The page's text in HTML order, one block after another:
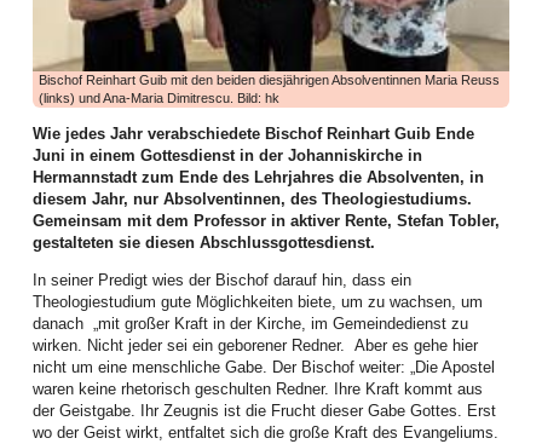
Halbjahres lässt sich auf jeden Fall sehen, wie dies die zahlreichen
Aktivitäten dokumentieren.
Die Frauenarbeit begann mit einem aufgabenreichen Auftakt das neue Jahr:
Am zweiten Arbeitswochenende im Januar kamen Frauen aus allen Bezirken
zur Vorbereitung des WGT 2026 im Elimheim in Michelsberg zusammen. Sie
folgten der Einladung des Organisatorinnenteams, um Nigeria und seine
Einwohner kennenzulernen, den Bibeltext aus Matthäus 11,28-30 zu
vertiefen, die Lieder einzuüben und den Gottesdienst nach der Ordnung der
nigerianischen Frauen zu feiern, um gerüstet und informiert in ihre
Gemeinden zurückzukehren.
Höhepunkt dieser Landesweiten Werkstatt für WGT-Multiplikatorinnen war ein
Zoom-Gespräch mit Priester Emeka Emeakaroha, der sich zu dem Zeitpunkt
in Ihitte befand und sein soziales Projekt in Wort und Bild vorstellte. Die
Teilnehmerinnen waren zutiefst beeindruckt. Für dieses Krankenhaus, bei
dem über 70.000 Menschen aus der Region medizinische Verpflegung
erhalten, und die Schule, wo über 900 Kindern Zugang zu Bildung geboten
wird, ist dann auch die Kollekte des WGT in unserer Landeskirche
eingehoben worden.
Bischof Reinhart Guib mit den beiden diesjährigen Absolventinnen Maria Reuss
(links) und Ana-Maria Dimitrescu. Bild: hk
Wie jedes Jahr verabschiedete Bischof Reinhart Guib Ende
Juni in einem Gottesdienst in der Johanniskirche in
Hermannstadt zum Ende des Lehrjahres die Absolventen, in
diesem Jahr, nur Absolventinnen, des Theologiestudiums.
Gemeinsam mit dem Professor in aktiver Rente, Stefan Tobler,
gestalteten sie diesen Abschlussgottesdienst.
In seiner Predigt wies der Bischof darauf hin, dass ein
Theologiestudium gute Möglichkeiten biete, um zu wachsen, um
danach„mit großer Kraft in der Kirche, im Gemeindedienst zu
wirken. Nicht jeder sei ein geborener Redner. Aber es gehe hier
nicht um eine menschliche Gabe. Der Bischof weiter: „Die Apostel
waren keine rhetorisch geschulten Redner. Ihre Kraft kommt aus
der Geistgabe. Ihr Zeugnis ist die Frucht dieser Gabe Gottes. Erst
wo der Geist wirkt, entfaltet sich die große Kraft des Evangeliums.